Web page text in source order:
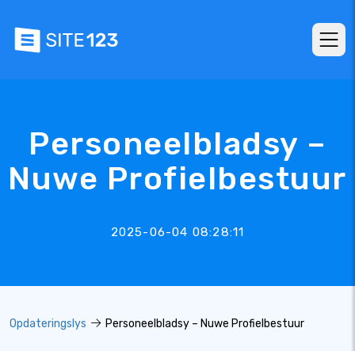
Personeelbladsy –
Nuwe Profielbestuur
2025-06-04 08:28:11
Opdateringslys Personeelbladsy – Nuwe Profielbestuur